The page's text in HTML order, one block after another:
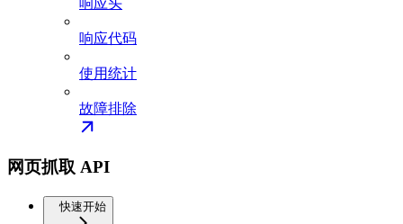
响应头
响应代码
使用统计
故障排除
网页抓取 API
快速开始